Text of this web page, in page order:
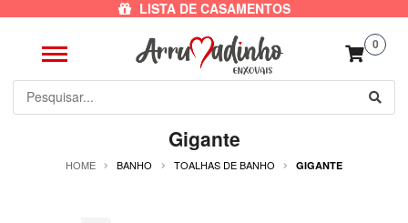
LISTA DE CASAMENTOS
0
Gigante
HOME BANHO TOALHAS DE BANHO GIGANTE